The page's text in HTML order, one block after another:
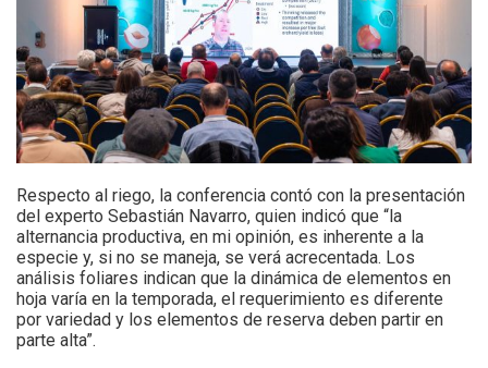
Respecto al riego, la conferencia contó con la presentación
del experto Sebastián Navarro, quien indicó que “la
alternancia productiva, en mi opinión, es inherente a la
especie y, si no se maneja, se verá acrecentada. Los
análisis foliares indican que la dinámica de elementos en
hoja varía en la temporada, el requerimiento es diferente
por variedad y los elementos de reserva deben partir en
parte alta”.